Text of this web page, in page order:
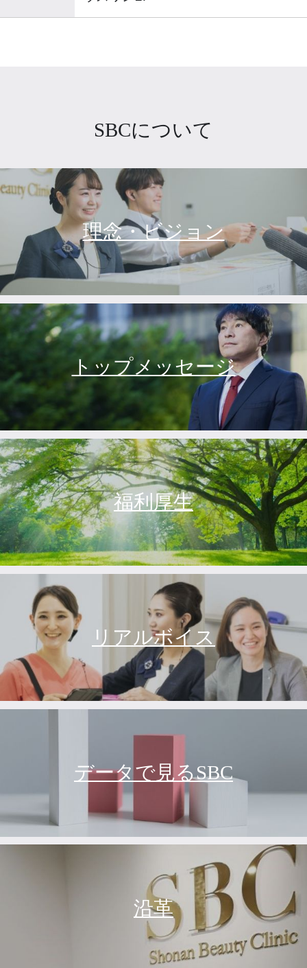
SBCについて
理念・ビジョン
トップメッセージ
福利厚生
リアルボイス
データで見るSBC
沿革